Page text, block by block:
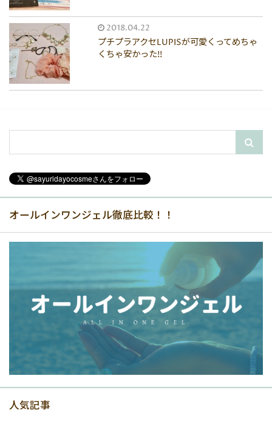
2018.04.22
プチプラアクセLUPISが可愛くってめちゃ
くちゃ安かった!!
オールインワンジェル徹底比較！！
人気記事